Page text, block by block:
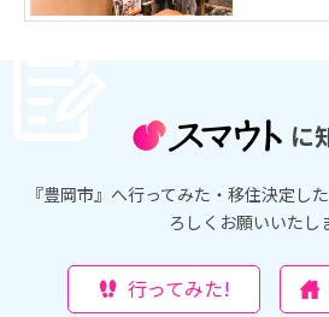
に
『豊岡市』へ行ってみた・移住決定し
ろしくお願いいたし
行ってみた!